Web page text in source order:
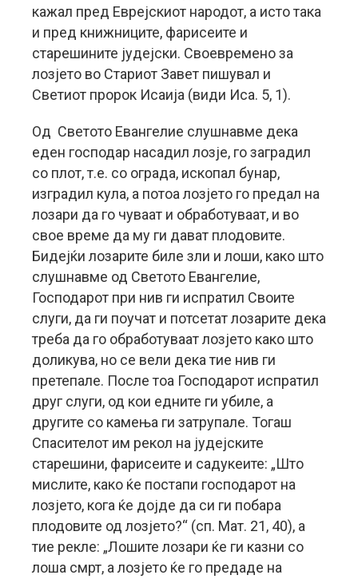
кажал пред Еврејскиот народот, а исто така
и пред книжниците, фарисеите и
старешините јудејски. Своевремено за
лозјето во Стариот Завет пишувал и
Светиот пророк Исаија (види Иса. 5, 1).
Од Светото Евангелие слушнавме дека
еден господар насадил лозје, го заградил
со плот, т.е. со ограда, ископал бунар,
изградил кула, а потоа лозјето го предал на
лозари да го чуваат и обработуваат, и во
свое време да му ги дават плодовите.
Бидејќи лозарите биле зли и лоши, како што
слушнавме од Светото Евангелие,
Господарот при нив ги испратил Своите
слуги, да ги поучат и потсетат лозарите дека
треба да го обработуваат лозјето како што
доликува, но се вели дека тие нив ги
претепале. После тоа Господарот испратил
друг слуги, од кои едните ги убиле, а
другите со камења ги затрупале. Тогаш
Спасителот им рекол на јудејските
старешини, фарисеите и садукеите: „Што
мислите, како ќе постапи господарот на
лозјето, кога ќе дојде да си ги побара
плодовите од лозјето?“ (сп. Мат. 21, 40), а
тие рекле: „Лошите лозари ќе ги казни со
лоша смрт, а лозјето ќе го предаде на